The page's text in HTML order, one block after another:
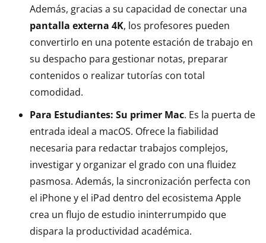
Además, gracias a su capacidad de conectar una
pantalla externa 4K, los profesores pueden
convertirlo en una potente estación de trabajo en
su despacho para gestionar notas, preparar
contenidos o realizar tutorías con total
comodidad.
Para Estudiantes: Su primer Mac. Es la puerta de
entrada ideal a macOS. Ofrece la fiabilidad
necesaria para redactar trabajos complejos,
investigar y organizar el grado con una fluidez
pasmosa. Además, la sincronización perfecta con
el iPhone y el iPad dentro del ecosistema Apple
crea un flujo de estudio ininterrumpido que
dispara la productividad académica.